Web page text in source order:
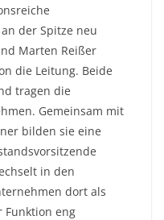
der Spitze neu
Marten Reißer
die Leitung. Beide
tragen die
Gemeinsam mit
bilden sie eine
in den
dort als
Funktion eng